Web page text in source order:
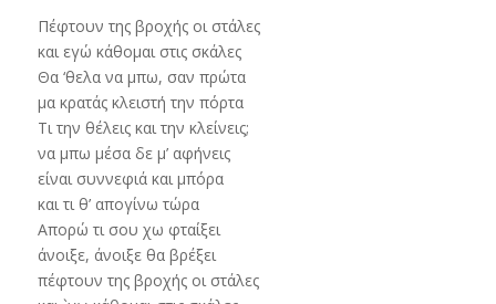
Πέφτουν της βροχής οι στάλες
και εγώ κάθομαι στις σκάλες
Θα ‘θελα να μπω, σαν πρώτα
μα κρατάς κλειστή την πόρτα
Τι την θέλεις και την κλείνεις;
να μπω μέσα δε μ’ αφήνεις
είναι συννεφιά και μπόρα
και τι θ’ απογίνω τώρα
Απορώ τι σου χω φταίξει
άνοιξε, άνοιξε θα βρέξει
πέφτουν της βροχής οι στάλες